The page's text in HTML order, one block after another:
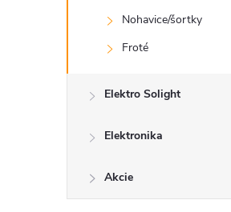
Nohavice/šortky
Froté
Elektro Solight
Elektronika
Akcie